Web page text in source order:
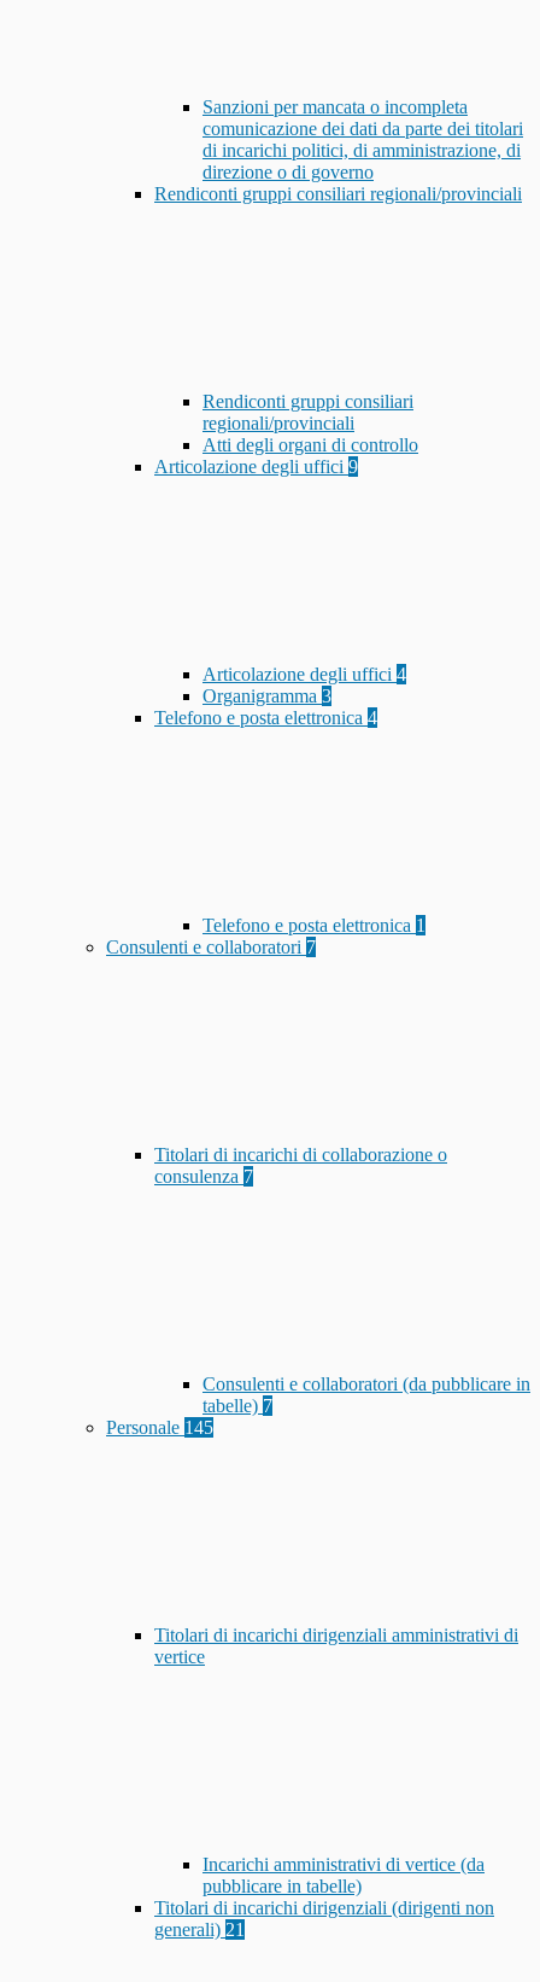
Sanzioni per mancata o incompleta
comunicazione dei dati da parte dei titolari
di incarichi politici, di amministrazione, di
direzione o di governo
Rendiconti gruppi consiliari regionali/provinciali
Rendiconti gruppi consiliari
regionali/provinciali
Atti degli organi di controllo
Articolazione degli uffici 9
Articolazione degli uffici 4
Organigramma 3
Telefono e posta elettronica 4
Telefono e posta elettronica 1
Consulenti e collaboratori 7
Titolari di incarichi di collaborazione o
consulenza 7
Consulenti e collaboratori (da pubblicare in
tabelle) 7
Personale 145
Titolari di incarichi dirigenziali amministrativi di
vertice
Incarichi amministrativi di vertice (da
pubblicare in tabelle)
Titolari di incarichi dirigenziali (dirigenti non
generali) 21